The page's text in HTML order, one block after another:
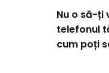
Nu o să-ți
telefonul
cum poți